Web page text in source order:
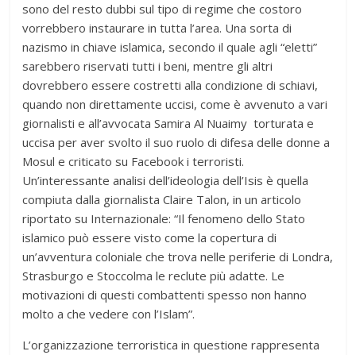
sono del resto dubbi sul tipo di regime che costoro
vorrebbero instaurare in tutta l’area. Una sorta di
nazismo in chiave islamica, secondo il quale agli “eletti”
sarebbero riservati tutti i beni, mentre gli altri
dovrebbero essere costretti alla condizione di schiavi,
quando non direttamente uccisi, come è avvenuto a vari
giornalisti e all’avvocata Samira Al Nuaimy torturata e
uccisa per aver svolto il suo ruolo di difesa delle donne a
Mosul e criticato su Facebook i terroristi.
Un’interessante analisi dell’ideologia dell’Isis è quella
compiuta dalla giornalista Claire Talon, in un articolo
riportato su Internazionale: “Il fenomeno dello Stato
islamico può essere visto come la copertura di
un’avventura coloniale che trova nelle periferie di Londra,
Strasburgo e Stoccolma le reclute più adatte. Le
motivazioni di questi combattenti spesso non hanno
molto a che vedere con l’Islam”.
L’organizzazione terroristica in questione rappresenta